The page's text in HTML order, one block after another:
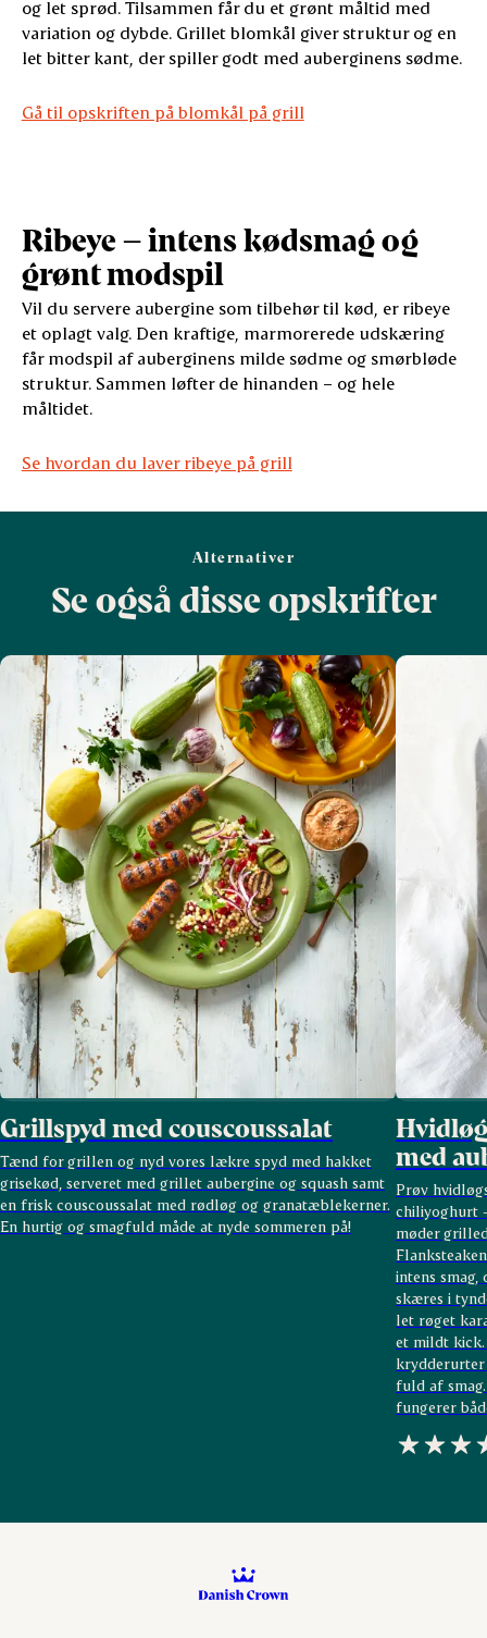
og let sprød. Tilsammen får du et grønt måltid med
variation og dybde. Grillet blomkål giver struktur og en
let bitter kant, der spiller godt med auberginens sødme.
Gå til opskriften på blomkål på grill
Ribeye – intens kødsmag og
grønt modspil
Vil du servere aubergine som tilbehør til kød, er ribeye
et oplagt valg. Den kraftige, marmorerede udskæring
får modspil af auberginens milde sødme og smørbløde
struktur. Sammen løfter de hinanden – og hele
måltidet.
Se hvordan du laver ribeye på grill
Alternativer
Se også disse opskrifter
Grillspyd med couscoussalat
Tænd for grillen og nyd vores lækre spyd med hakket
grisekød, serveret med grillet aubergine og squash samt
en frisk couscoussalat med rødløg og granatæblekerner.
En hurtig og smagfuld måde at nyde sommeren på!
med
Prøv
chiliyoghurt
møder
intens
skæres i
let røget
et mildt
krydderurter
fuld af
fungerer